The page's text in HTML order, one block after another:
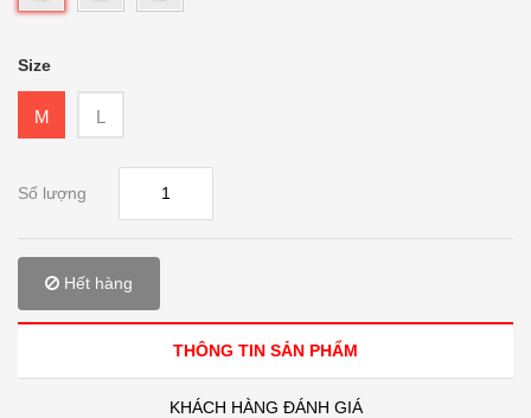
Size
M L
Số lượng
Hết hàng
THÔNG TIN SẢN PHẨM
KHÁCH HÀNG ĐÁNH GIÁ